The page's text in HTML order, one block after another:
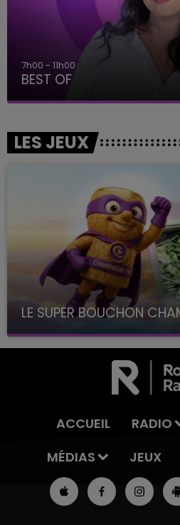
7h00 - 11h00
BEST OF
LES JEUX
LE SUPER BOUCHON
avec La Famille Champagne
ACCUEIL RADIO
MÉDIAS
JEUX